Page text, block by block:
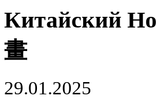
Китайский
畫
29.01.2025